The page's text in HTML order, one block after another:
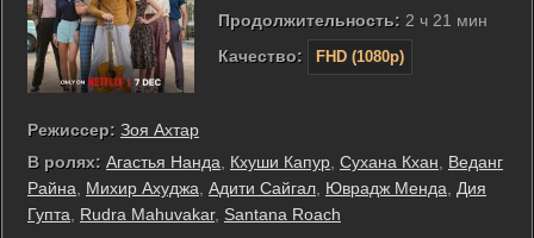
Продолжительность: 2 ч 21 мин
Качество:
FHD (1080p)
Режиссер: Зоя Ахтар
В ролях: Агастья Нанда Кхуши Капур Сухана Кхан
Веданг
Райна
Михир Ахуджа Адити Сайгал Юврадж Менда
Дия
Гупта
Rudra Mahuvakar, Santana Roach